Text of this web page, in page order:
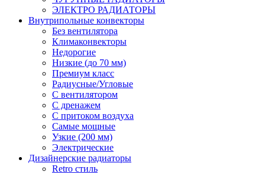
ЭЛЕКТРО РАДИАТОРЫ
Внутрипольные конвекторы
Без вентилятора
Климаконвекторы
Недорогие
Низкие (до 70 мм)
Премиум класс
Радиусные/Угловые
С вентилятором
С дренажем
С притоком воздуха
Самые мощные
Узкие (200 мм)
Электрические
Дизайнерские радиаторы
Retro стиль